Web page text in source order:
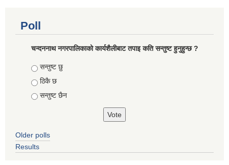
Poll
चन्दननाथ नगरपालिकाको कार्यशैलीबाट तपाइ कति सन्तुष्ट हुनुहुन्छ ?
Choices
सन्तुष्ट छु
ठिकै छ
सन्तुष्ट छैन
Older polls
Results